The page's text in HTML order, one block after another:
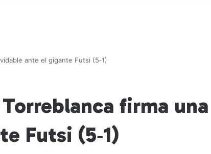
ante el gigante Futsi (5‑1)
firma una
Futsi (5‑1)